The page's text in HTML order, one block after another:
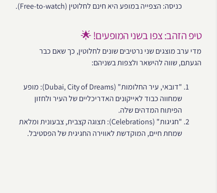
כניסה: הצפייה במופע היא חינם לחלוטין (Free-to-watch).
טיפ הזהב: צפו בשני המופעים! 🌟
מדי ערב מוצגים שני נרטיבים שונים לחלוטין, כך שאם כבר
הגעתם, שווה להישאר ולצפות בשניהם:
"דובאי, עיר החלומות" (Dubai, City of Dreams): מופע
שמחווה כבוד לאייקונים האדריכליים של העיר ולחזון
הפיתוח המדהים שלה.
"חגיגות" (Celebrations): תצוגה קצבית, צבעונית ומלאת
שמחת חיים, המוקדשת לאווירה החגיגית של הפסטיבל.